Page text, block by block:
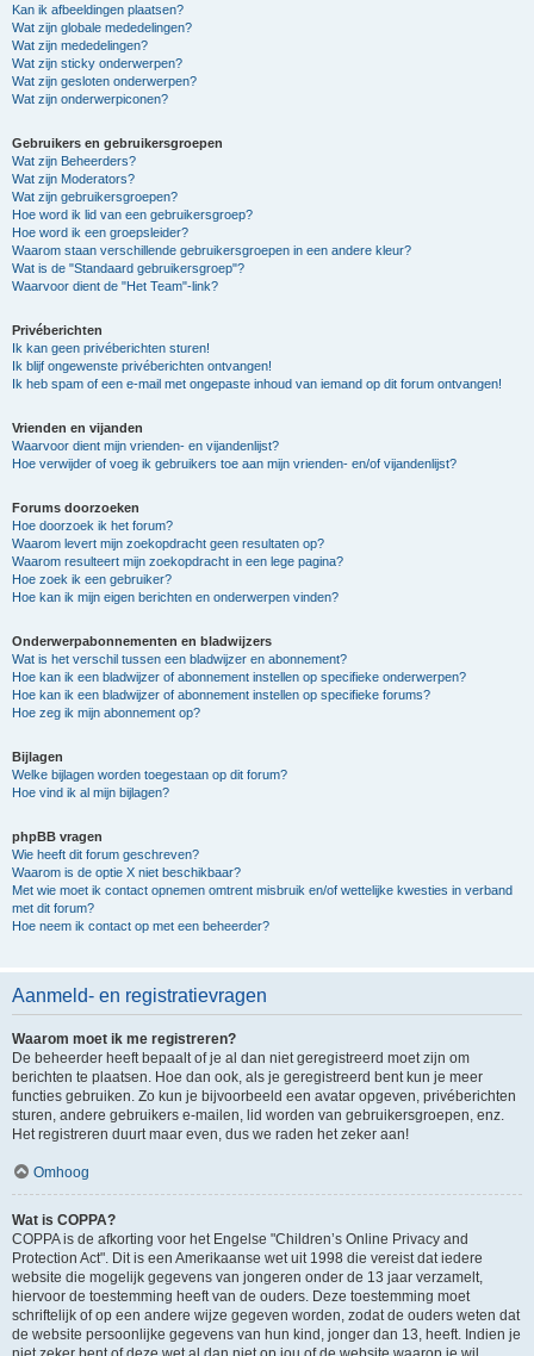
Kan ik afbeeldingen plaatsen?
Wat zijn globale mededelingen?
Wat zijn mededelingen?
Wat zijn sticky onderwerpen?
Wat zijn gesloten onderwerpen?
Wat zijn onderwerpiconen?
Gebruikers en gebruikersgroepen
Wat zijn Beheerders?
Wat zijn Moderators?
Wat zijn gebruikersgroepen?
Hoe word ik lid van een gebruikersgroep?
Hoe word ik een groepsleider?
Waarom staan verschillende gebruikersgroepen in een andere kleur?
Wat is de "Standaard gebruikersgroep"?
Waarvoor dient de "Het Team"-link?
Privéberichten
Ik kan geen privéberichten sturen!
Ik blijf ongewenste privéberichten ontvangen!
Ik heb spam of een e-mail met ongepaste inhoud van iemand op dit forum ontvangen!
Vrienden en vijanden
Waarvoor dient mijn vrienden- en vijandenlijst?
Hoe verwijder of voeg ik gebruikers toe aan mijn vrienden- en/of vijandenlijst?
Forums doorzoeken
Hoe doorzoek ik het forum?
Waarom levert mijn zoekopdracht geen resultaten op?
Waarom resulteert mijn zoekopdracht in een lege pagina?
Hoe zoek ik een gebruiker?
Hoe kan ik mijn eigen berichten en onderwerpen vinden?
Onderwerpabonnementen en bladwijzers
Wat is het verschil tussen een bladwijzer en abonnement?
Hoe kan ik een bladwijzer of abonnement instellen op specifieke onderwerpen?
Hoe kan ik een bladwijzer of abonnement instellen op specifieke forums?
Hoe zeg ik mijn abonnement op?
Bijlagen
Welke bijlagen worden toegestaan op dit forum?
Hoe vind ik al mijn bijlagen?
phpBB vragen
Wie heeft dit forum geschreven?
Waarom is de optie X niet beschikbaar?
Met wie moet ik contact opnemen omtrent misbruik en/of wettelijke kwesties in verband
met dit forum?
Hoe neem ik contact op met een beheerder?
Aanmeld- en registratievragen
Waarom moet ik me registreren?
De beheerder heeft bepaalt of je al dan niet geregistreerd moet zijn om
berichten te plaatsen. Hoe dan ook, als je geregistreerd bent kun je meer
functies gebruiken. Zo kun je bijvoorbeeld een avatar opgeven, privéberichten
sturen, andere gebruikers e-mailen, lid worden van gebruikersgroepen, enz.
Het registreren duurt maar even, dus we raden het zeker aan!
Omhoog
Wat is COPPA?
COPPA is de afkorting voor het Engelse "Children’s Online Privacy and
Protection Act". Dit is een Amerikaanse wet uit 1998 die vereist dat iedere
website die mogelijk gegevens van jongeren onder de 13 jaar verzamelt,
hiervoor de toestemming heeft van de ouders. Deze toestemming moet
schriftelijk of op een andere wijze gegeven worden, zodat de ouders weten dat
de website persoonlijke gegevens van hun kind, jonger dan 13, heeft. Indien je